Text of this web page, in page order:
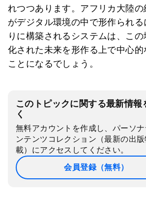
れつつあります。アフリカ大陸の
がデジタル環境の中で形作られる
りに構築されるシステムは、こ
化された未来を形作る上で中心
ことになるでしょう。
このトピックに関する最新情報
く
無料アカウントを作成し、パーソ
ンテンツコレクション（最新の出
載）にアクセスしてください。
会員登録（無料）